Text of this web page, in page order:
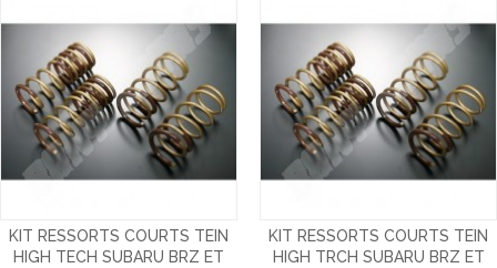
KIT RESSORTS COURTS TEIN
HIGH TECH SUBARU BRZ ET
KIT RESSORTS COURTS TEIN
HIGH TRCH SUBARU BRZ ET